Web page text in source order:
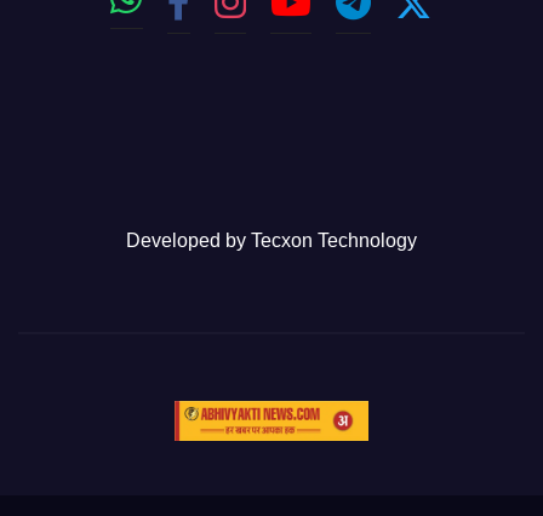
Developed by Tecxon Technology